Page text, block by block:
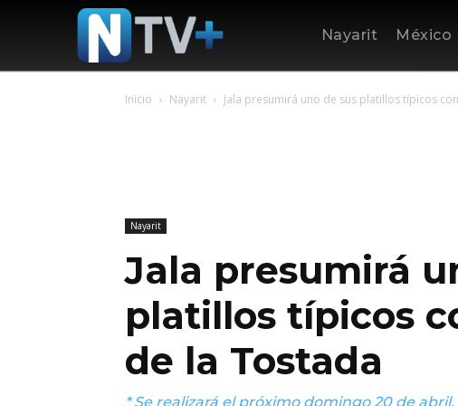
Nayarit México
Inicio Nayarit Jala presumirá uno de sus platillos típicos
Nayarit
Jala presumirá
platillos típicos
de la Tostada
* Se realizará el próximo domingo 20 de abril.